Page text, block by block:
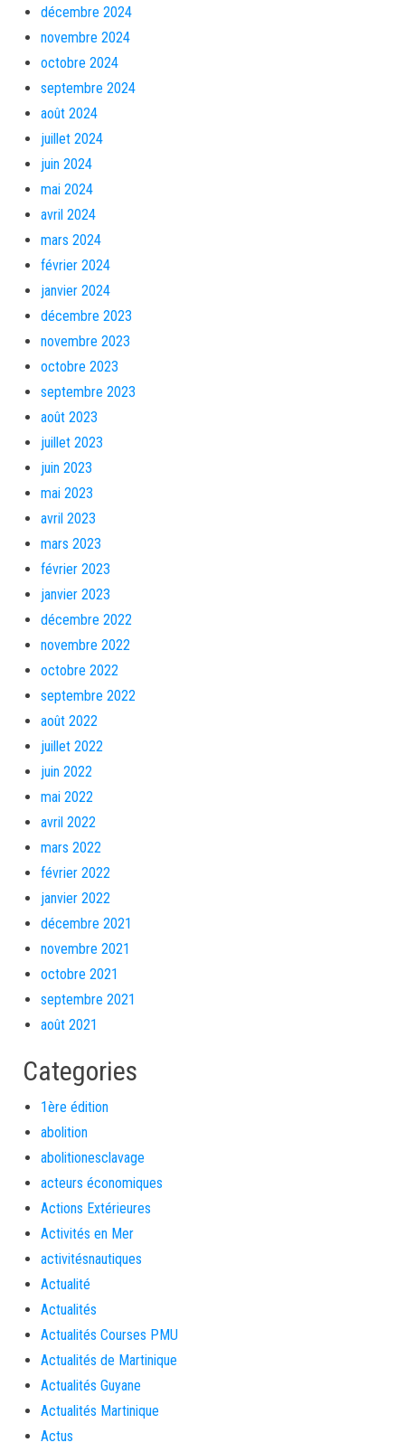
décembre 2024
novembre 2024
octobre 2024
septembre 2024
août 2024
juillet 2024
juin 2024
mai 2024
avril 2024
mars 2024
février 2024
janvier 2024
décembre 2023
novembre 2023
octobre 2023
septembre 2023
août 2023
juillet 2023
juin 2023
mai 2023
avril 2023
mars 2023
février 2023
janvier 2023
décembre 2022
novembre 2022
octobre 2022
septembre 2022
août 2022
juillet 2022
juin 2022
mai 2022
avril 2022
mars 2022
février 2022
janvier 2022
décembre 2021
novembre 2021
octobre 2021
septembre 2021
août 2021
Categories
1ère édition
abolition
abolitionesclavage
acteurs économiques
Actions Extérieures
Activités en Mer
activitésnautiques
Actualité
Actualités
Actualités Courses PMU
Actualités de Martinique
Actualités Guyane
Actualités Martinique
Actus